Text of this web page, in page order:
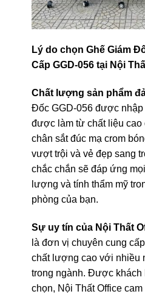
Lý do chọn Ghế Giám
Cấp GGD-056 tại Nội
Chất lượng sản phẩm
Đốc GGD-056 được nhập
được làm từ chất liệu cao
chân sắt đúc mạ crom
vượt trội và vẻ đẹp sang
chắc chắn sẽ đáp ứng
lượng và tính thẩm mỹ
phòng của bạn.
Sự uy tín của Nội Thất
là đơn vị chuyên cung
chất lượng cao với nhiều
trong ngành. Được
chọn, Nội Thất Office